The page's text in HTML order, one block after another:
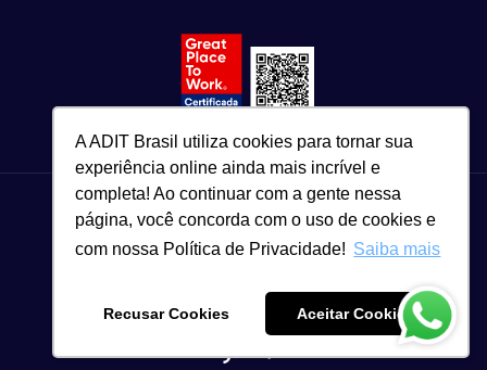
A ADIT Brasil utiliza cookies para tornar sua
experiência online ainda mais incrível e
completa! Ao continuar com a gente nessa
página, você concorda com o uso de cookies e
com nossa Política de Privacidade! Saiba mais
Recusar Cookies Aceitar Cookies
Copyright © 2021